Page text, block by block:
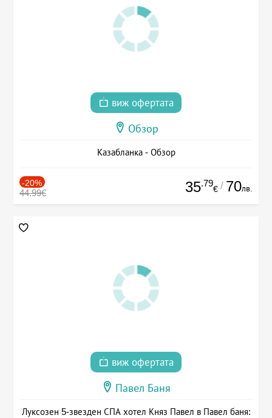
виж офертата
Обзор
Казабланка - Обзор
-20%
44.99€ 35.79
€ / 70лв.
виж офертата
Павел Баня
Луксозен 5-звезден СПА хотел Княз Павел в Павел баня: